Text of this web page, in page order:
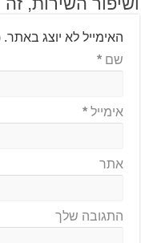
האימייל לא יוצג באתר.
שם*
אימייל*
אתר
התגובה שלך